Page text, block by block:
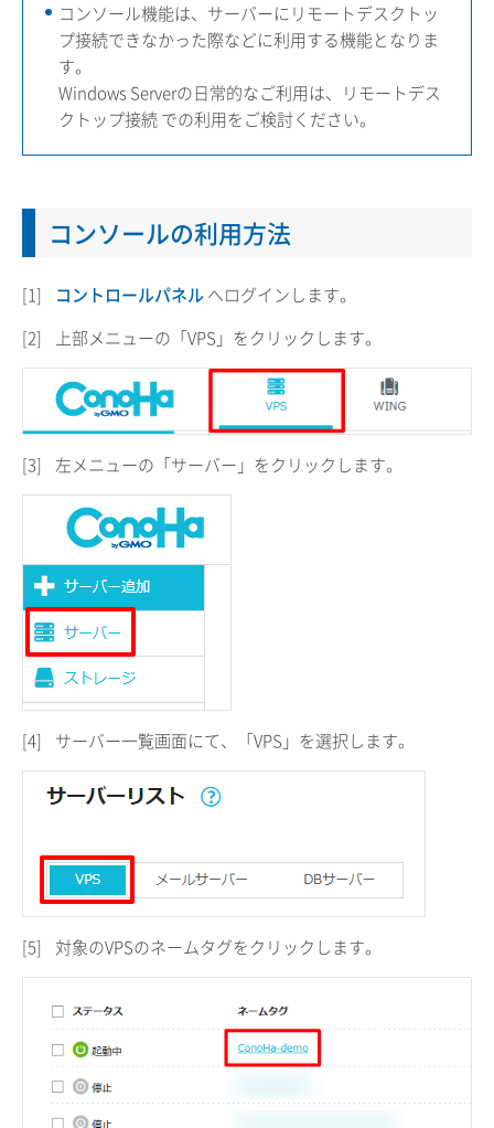
コンソール機能は、サーバーにリモートデスクトッ
プ接続できなかった際などに利用する機能となりま
す。
Windows Serverの日常的なご利用は、
リモートデス
クトップ接続での利用をご検討ください。
コンソールの利用方法
[1] コントロールパネルへログインします。
[2]
上部メニューの「VPS」をクリックします。
[3] 左メニューの「サーバー」をクリックします。
[4] サーバー一覧画面にて、「VPS」を選択します。
[5] 対象のVPSのネームタグをクリックします。